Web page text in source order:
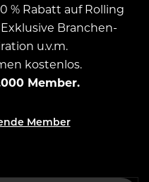
% Rabatt auf Rolling
Branchen-
u.v.m.
kostenlos.
Member.
Member